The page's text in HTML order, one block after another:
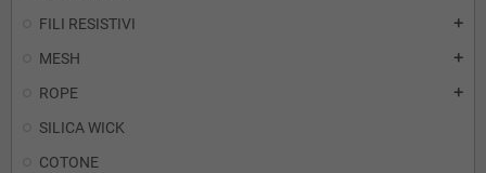
FILI RESISTIVI
add
MESH add
ROPE add
SILICA WICK
COTONE